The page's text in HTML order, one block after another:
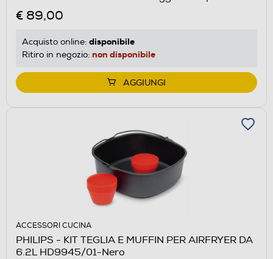
€ 89,00
Acquisto online: disponibile
Ritiro in negozio: non disponibile
AGGIUNGI
ACCESSORI CUCINA
PHILIPS - KIT TEGLIA E MUFFIN PER AIRFRYER DA
6.2L HD9945/01-Nero